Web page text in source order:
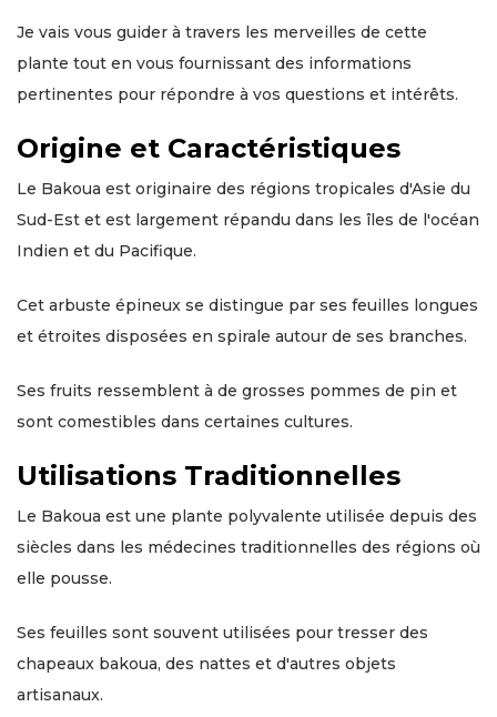
Je vais vous guider à travers les merveilles de cette
plante tout en vous fournissant des informations
pertinentes pour répondre à vos questions et intérêts.
Origine et Caractéristiques
Le Bakoua est originaire des régions tropicales d'Asie du
Sud-Est et est largement répandu dans les îles de l'océan
Indien et du Pacifique.
Cet arbuste épineux se distingue par ses feuilles longues
et étroites disposées en spirale autour de ses branches.
Ses fruits ressemblent à de grosses pommes de pin et
sont comestibles dans certaines cultures.
Utilisations Traditionnelles
Le Bakoua est une plante polyvalente utilisée depuis des
siècles dans les médecines traditionnelles des régions où
elle pousse.
Ses feuilles sont souvent utilisées pour tresser des
chapeaux bakoua, des nattes et d'autres objets
artisanaux.